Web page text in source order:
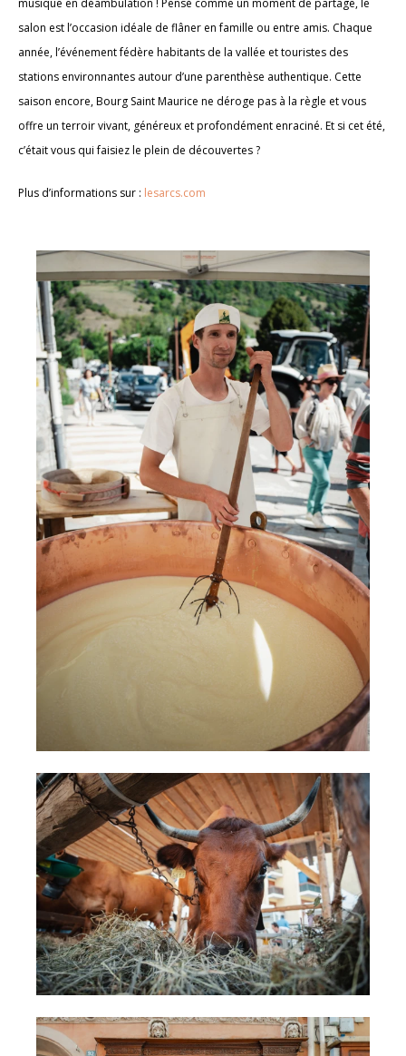
salon est l’occasion idéale de flâner en famille ou entre amis. Chaque
année, l’événement fédère habitants de la vallée et touristes des
stations environnantes autour d’une parenthèse authentique. Cette
saison encore, Bourg Saint Maurice ne déroge pas à la règle et vous
offre un terroir vivant, généreux et profondément enraciné. Et si cet été,
c’était vous qui faisiez le plein de découvertes ?
Plus d’informations sur : lesarcs.com